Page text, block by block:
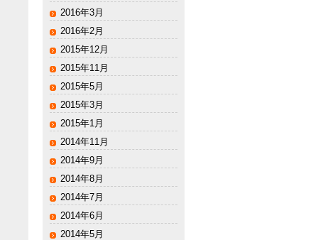
2016年3月
2016年2月
2015年12月
2015年11月
2015年5月
2015年3月
2015年1月
2014年11月
2014年9月
2014年8月
2014年7月
2014年6月
2014年5月